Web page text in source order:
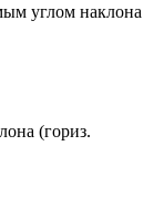
углом наклона
(гориз.